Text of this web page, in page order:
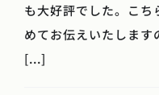
も大好評でした。こ
めてお伝えいたしま
[...]